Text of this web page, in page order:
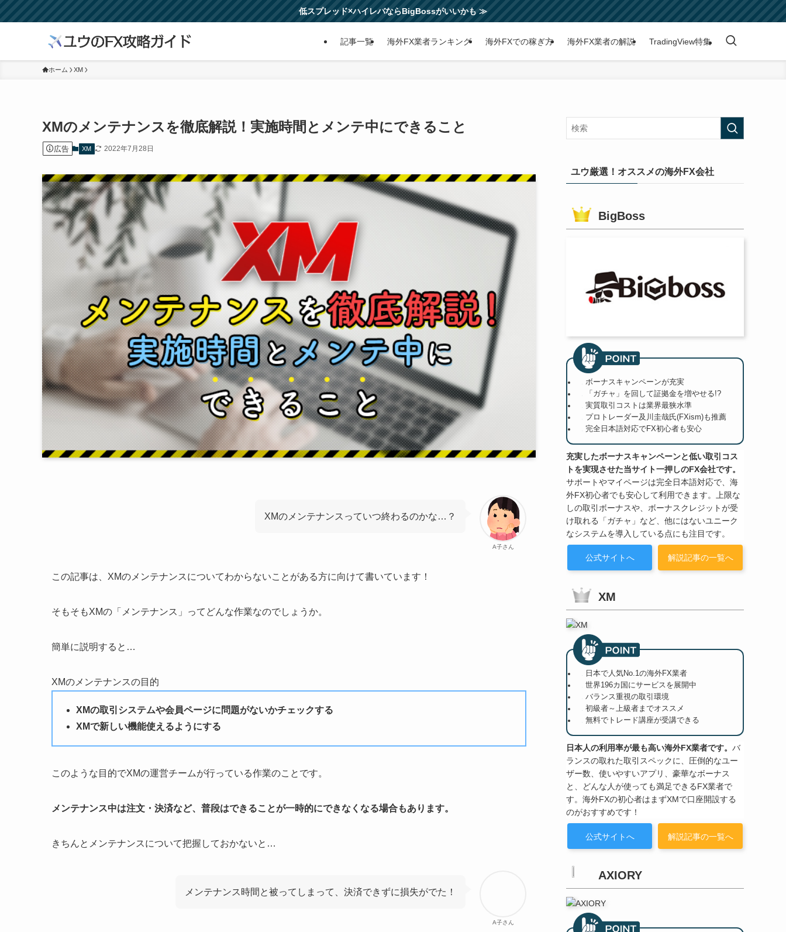
低スプレッド×ハイレバならBigBossがいいかも ≫
記事一覧 海外FX業者ランキング 海外FXでの稼ぎ方 海外FX業者の解説 TradingView特集
ホーム XM
XMのメンテナンスを徹底解説！実施時間とメンテ中にできること
広告 XM 2022年7月28日
A子さん
XMのメンテナンスっていつ終わるのかな…？
この記事は、XMのメンテナンスについてわからないことがある方に向けて書いています！
そもそもXMの「メンテナンス」ってどんな作業なのでしょうか。
簡単に説明すると…
XMのメンテナンスの目的
XMの取引システムや会員ページに問題がないかチェックする
XMで新しい機能使えるようにする
このような目的でXMの運営チームが行っている作業のことです。
メンテナンス中は注文・決済など、普段はできることが一時的にできなくなる場合もあります。
きちんとメンテナンスについて把握しておかないと…
A子さん
メンテナンス時間と被ってしまって、決済できずに損失がでた！
ユウ厳選！オススメの海外FX会社
BigBoss
ボーナスキャンペーンが充実
「ガチャ」を回して証拠金を増やせる!?
実質取引コストは業界最狭水準
プロトレーダー及川圭哉氏(FXism)も推薦
完全日本語対応でFX初心者も安心
充実したボーナスキャンペーンと低い取引コス
トを実現させた当サイト一押しのFX会社です。
サポートやマイページは完全日本語対応で、海
外FX初心者でも安心して利用できます。上限な
しの取引ボーナスや、ボーナスクレジットが受
け取れる「ガチャ」など、他にはないユニーク
なシステムを導入している点にも注目です。
公式サイトへ 解説記事の一覧へ
XM
日本で人気No.1の海外FX業者
世界196カ国にサービスを展開中
バランス重視の取引環境
初級者～上級者までオススメ
無料でトレード講座が受講できる
日本人の利用率が最も高い海外FX業者です。 バ
ランスの取れた取引スペックに、圧倒的なユー
ザー数、使いやすいアプリ、豪華なボーナス
と、どんな人が使っても満足できるFX業者で
す。海外FXの初心者はまずXMで口座開設する
のがおすすめです！
公式サイトへ 解説記事の一覧へ
AXIORY